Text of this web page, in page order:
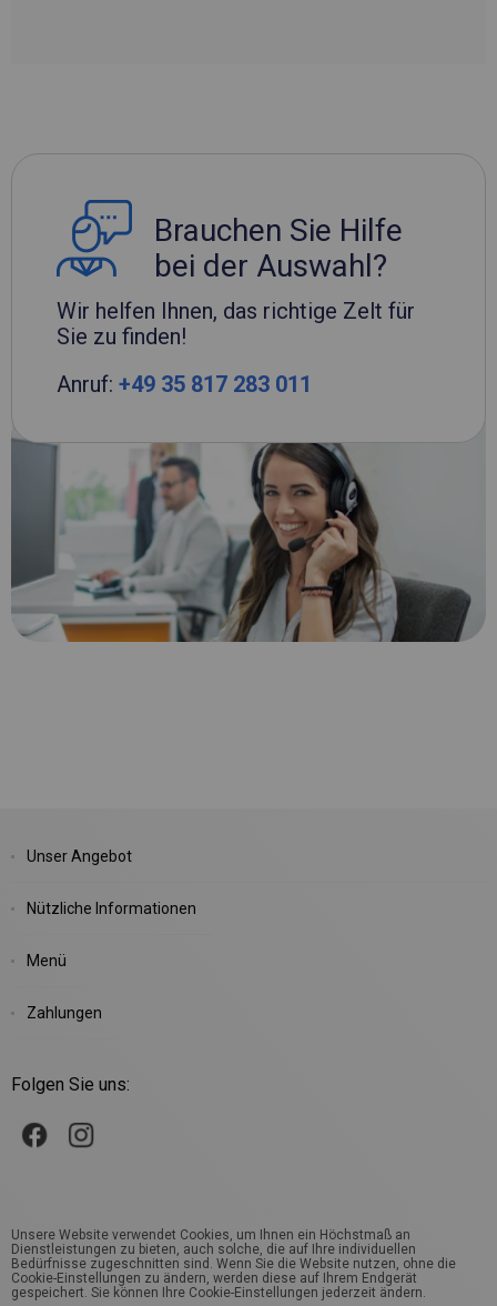
Brauchen Sie Hilfe
bei der Auswahl?
Wir helfen Ihnen, das richtige Zelt für
Sie zu finden!
Anruf: +49 35 817 283 011
Unser Angebot
Nützliche Informationen
Menü
Zahlungen
Folgen Sie uns:
Unsere Website verwendet Cookies, um Ihnen ein Höchstmaß an
Dienstleistungen zu bieten, auch solche, die auf Ihre individuellen
Bedürfnisse zugeschnitten sind. Wenn Sie die Website nutzen, ohne die
Cookie-Einstellungen zu ändern, werden diese auf Ihrem Endgerät
gespeichert. Sie können Ihre Cookie-Einstellungen jederzeit ändern.